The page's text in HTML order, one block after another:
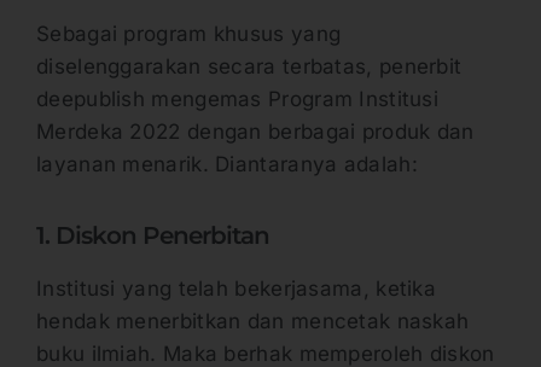
Sebagai program khusus yang
diselenggarakan secara terbatas, penerbit
deepublish mengemas Program Institusi
Merdeka 2022 dengan berbagai produk dan
layanan menarik. Diantaranya adalah:
1. Diskon Penerbitan
Institusi yang telah bekerjasama, ketika
hendak menerbitkan dan mencetak naskah
buku ilmiah. Maka berhak memperoleh diskon